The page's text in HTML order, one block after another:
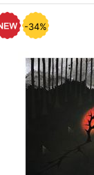
-34%